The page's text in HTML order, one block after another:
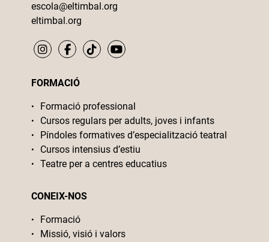
escola@eltimbal.org
eltimbal.org
FORMACIÓ
Formació professional
Cursos regulars per adults, joves i infants
Píndoles formatives d’especialització teatral
Cursos intensius d’estiu
Teatre per a centres educatius
CONEIX-NOS
Formació
Missió, visió i valors